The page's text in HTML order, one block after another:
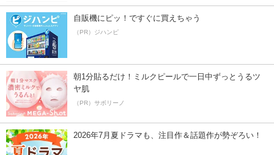
自販機にピッ！ですぐに買えちゃう
（PR）ジハンピ
朝1分貼るだけ！ミルクピールで一日中ずっとうるツ
ヤ肌
（PR）サボリーノ
2026年7月夏ドラマも、注目作＆話題作が勢ぞろい！